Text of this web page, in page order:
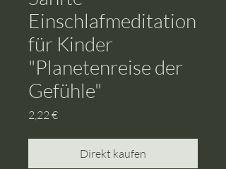
Einschlafmeditation
für Kinder
"Planetenreise der
Gefühle"
2,22 €Preis
Direkt kaufen